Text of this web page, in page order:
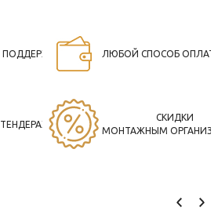
ПОДДЕРЖКА ЛЮБОЙ СПОСОБ
СКИДКИ
МОНТАЖНЫМ